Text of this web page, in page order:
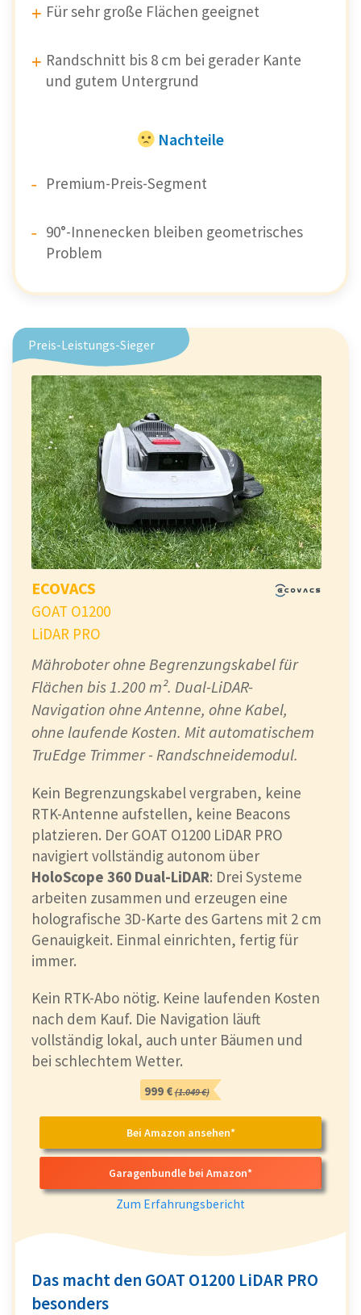
Für sehr große Flächen geeignet
Randschnitt bis 8 cm bei gerader Kante
und gutem Untergrund
Nachteile
Premium-Preis-Segment
90°-Innenecken bleiben geometrisches
Problem
Preis-Leistungs-Sieger
ECOVACS
GOAT O1200
LiDAR PRO
Mähroboter ohne Begrenzungskabel für
Flächen bis 1.200 m². Dual-LiDAR-
Navigation ohne Antenne, ohne Kabel,
ohne laufende Kosten. Mit automatischem
TruEdge Trimmer - Randschneidemodul.
Kein Begrenzungskabel vergraben, keine
RTK-Antenne aufstellen, keine Beacons
platzieren. Der GOAT O1200 LiDAR PRO
navigiert vollständig autonom über
HoloScope 360 Dual-LiDAR: Drei Systeme
arbeiten zusammen und erzeugen eine
holografische 3D-Karte des Gartens mit 2 cm
Genauigkeit. Einmal einrichten, fertig für
immer.
Kein RTK-Abo nötig. Keine laufenden Kosten
nach dem Kauf. Die Navigation läuft
vollständig lokal, auch unter Bäumen und
bei schlechtem Wetter.
999 €(1.049 €)
Bei Amazon ansehen*
Garagenbundle bei Amazon*
Zum Erfahrungsbericht
Das macht den GOAT O1200 LiDAR PRO
besonders